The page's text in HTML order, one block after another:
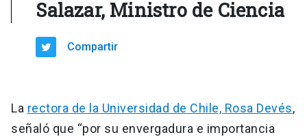
Salazar, Ministro de Ciencia
Compartir
La rectora de la Universidad de Chile, Rosa Devés,
señaló que “por su envergadura e importancia